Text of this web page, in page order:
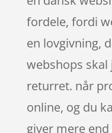
fordele, fordi
en lovgivning,
webshops skal
returret. når
online, og du
giver mere end